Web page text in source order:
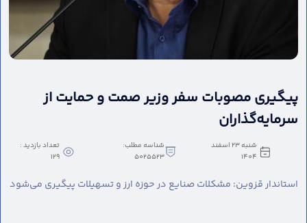
پیگیری مصوبات سفر وزیر صمت و حمایت از
سرمایه‌گذاران
شنبه 23 اسفند
1404
شناسه مطلب:
5025523
تعداد بازدید :
129
استاندار قزوین: مشکلات صنایع در حوزه ارز و تسهیلات پیگیری می‌شود